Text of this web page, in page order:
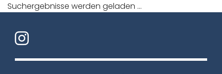
Suchergebnisse werden geladen ...